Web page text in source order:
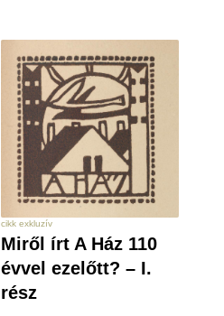
cikk exkluzív
Miről írt A Ház 110
évvel ezelőtt? – I.
rész